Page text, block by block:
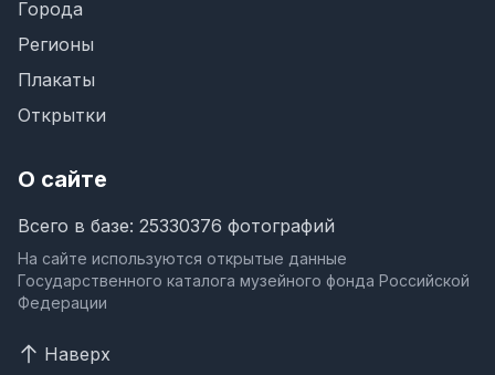
Города
Регионы
Плакаты
Открытки
О сайте
Всего в базе: 25330376 фотографий
На сайте используются открытые данные
Государственного каталога музейного фонда Российской
Федерации
Наверх